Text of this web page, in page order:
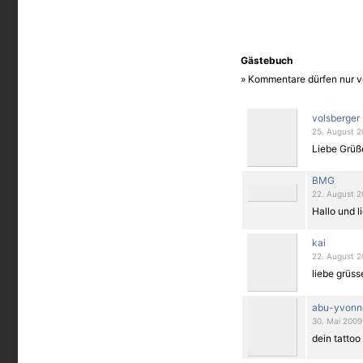
Gästebuch
» Kommentare dürfen nur
volsberger
25. August
Liebe
BMG
22. August
Hallo und
kai
22. August
liebe
abu-
30. Mai
dein tattoo